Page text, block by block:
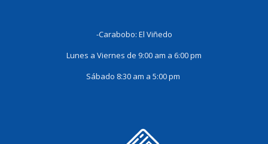
-Carabobo: El Viñedo
Lunes a Viernes de 9:00 am a 6:00 pm
Sábado 8:30 am a 5:00 pm